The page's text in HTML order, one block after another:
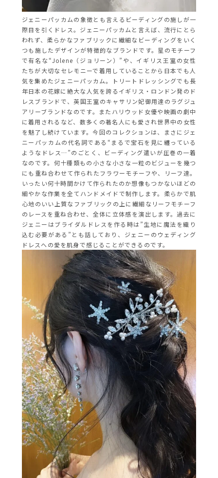
ジェニーパッカムの象徴とも言えるビーディングの施しが一
際目を引くドレス。ジェニーパッカムと言えば、流行にとら
われず、柔らかなファブリックに繊細なビーディングをいく
つも施したデザインが特徴的なブランドです。星のモチーフ
で有名な“Jolene（ジョリーン）”や、イギリス王室の女性
たちが大切なセレモニーで着用していることから日本でも人
気を集めたジェニーパッカム。トリートドレッシングでも長
年日本の花嫁に絶大な人気を誇るイギリス・ロンドン発のド
レスブランドで、英国王室のキャサリン妃御用達のラグジュ
アリーブランドなのです。またハリウッド女優や映画の劇中
に着用されるなど、数多くの著名人にも愛され世界中の女性
を魅了し続けています。今回のコレクションは、まさにジェ
ニーパッカムの代名詞である“まるで宝石を見に纏っている
ようなドレス…”のごとく、ビーディング遣いが圧巻の一着
なのです。何十種類もの小さな小さな一粒のビジューを幾つ
にも重ね合わせて作られたフラワーモチーフや、リーフ達。
いったい何十時間かけて作られたのか想像もつかないほどの
細やかな作業を全てハンドメイドで制作します。柔らかで肌
心地のいい上質なファブリックの上に繊細なリーフモチーフ
のレースを重ね合わせ、全体に立体感を演出します。過去に
ジェニーはブライダルドレスを作る時は”生地に魔法を織り
込む必要がある”とも話しており、ジェニーのウェディング
ドレスへの愛を肌身で感じることができるのです。